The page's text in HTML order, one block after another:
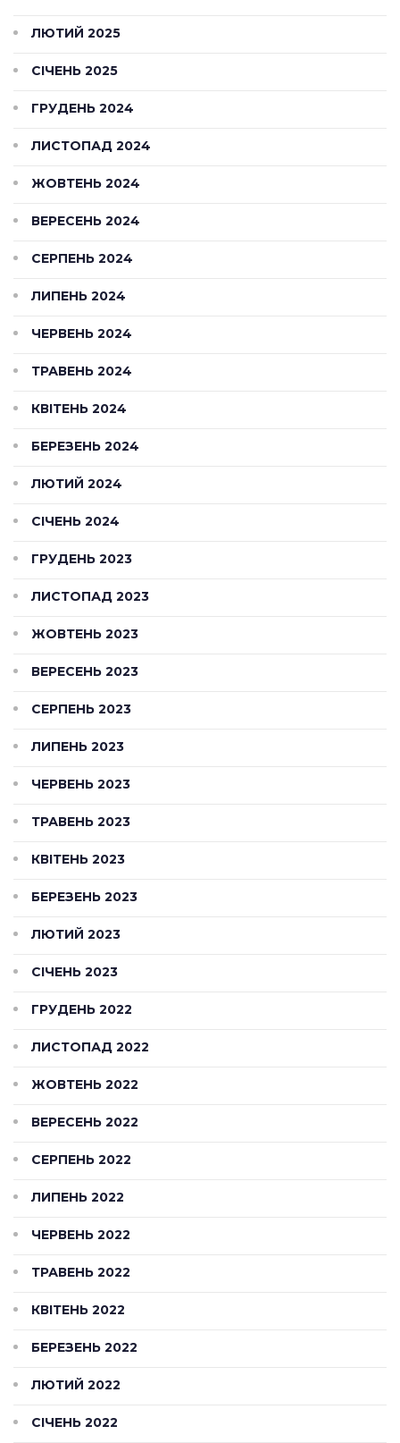
ЛЮТИЙ 2025
СІЧЕНЬ 2025
ГРУДЕНЬ 2024
ЛИСТОПАД 2024
ЖОВТЕНЬ 2024
ВЕРЕСЕНЬ 2024
СЕРПЕНЬ 2024
ЛИПЕНЬ 2024
ЧЕРВЕНЬ 2024
ТРАВЕНЬ 2024
КВІТЕНЬ 2024
БЕРЕЗЕНЬ 2024
ЛЮТИЙ 2024
СІЧЕНЬ 2024
ГРУДЕНЬ 2023
ЛИСТОПАД 2023
ЖОВТЕНЬ 2023
ВЕРЕСЕНЬ 2023
СЕРПЕНЬ 2023
ЛИПЕНЬ 2023
ЧЕРВЕНЬ 2023
ТРАВЕНЬ 2023
КВІТЕНЬ 2023
БЕРЕЗЕНЬ 2023
ЛЮТИЙ 2023
СІЧЕНЬ 2023
ГРУДЕНЬ 2022
ЛИСТОПАД 2022
ЖОВТЕНЬ 2022
ВЕРЕСЕНЬ 2022
СЕРПЕНЬ 2022
ЛИПЕНЬ 2022
ЧЕРВЕНЬ 2022
ТРАВЕНЬ 2022
КВІТЕНЬ 2022
БЕРЕЗЕНЬ 2022
ЛЮТИЙ 2022
СІЧЕНЬ 2022